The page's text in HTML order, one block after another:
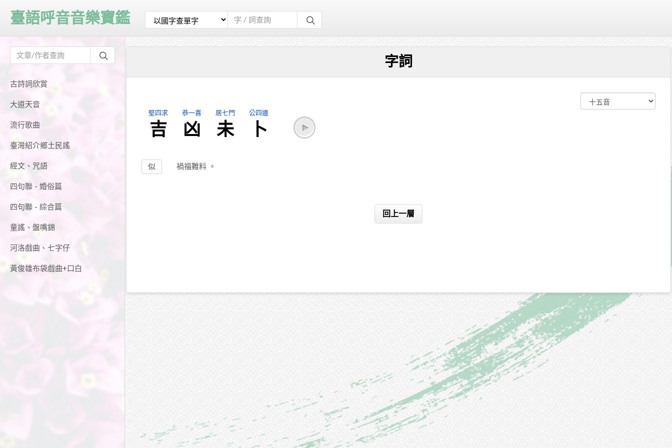
古詩詞欣賞
大道天音
流行歌曲
臺灣紹介鄉土民謠
經文、咒語
四句聯 - 婚俗篇
四句聯 - 綜合篇
童謠、盤嘴錦
河洛戲曲、七字仔
黃俊雄布袋戲曲+口白
臺語呼音音樂寶鑑
字詞
堅四求
吉
恭一喜
凶
居七門
未
公四邊
卜
禍福難料 。
似
回上一層